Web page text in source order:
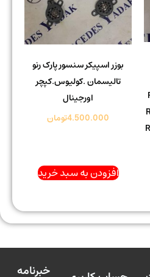
بوزر اسپیکر سنسور پارک رنو
تالیسمان .کولیوس.کپچر
اورجینال
4.500.000تومان
افزودن به سبد خرید
خبرنامه